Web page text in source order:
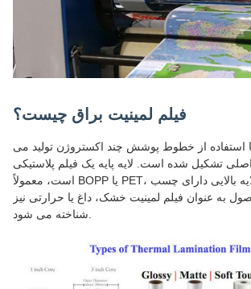
فیلم لمینیت براق چیست؟
استفاده از خطوط پوشش چند اکستروژن تولید می
تشکیل شده است. لایه پایه یک فیلم پلاستیکی
است، معمولاً BOPP یا PET، در حالی که لایه بالایی دارای چسب EVA
به عنوان فیلم لمینیت خشک، داغ یا حرارتی نیز
شناخته می شود.